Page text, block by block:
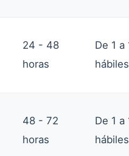
24 - 48
horas
De 1 a
hábiles
48 - 72
horas
De 1 a
hábiles